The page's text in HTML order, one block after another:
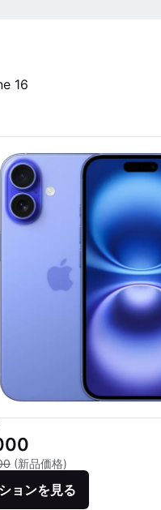
16
ッシュ品の価格：
(新品価格)
ョンを見る